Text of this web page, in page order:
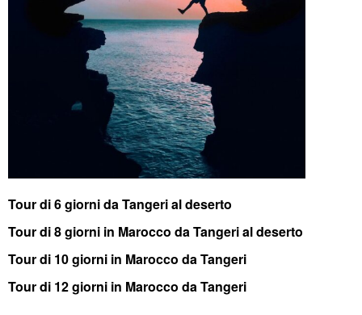
Tour di 6 giorni da Tangeri al deserto
Tour di 8 giorni in Marocco da Tangeri al deserto
Tour di 10 giorni in Marocco da Tangeri
Tour di 12 giorni in Marocco da Tangeri